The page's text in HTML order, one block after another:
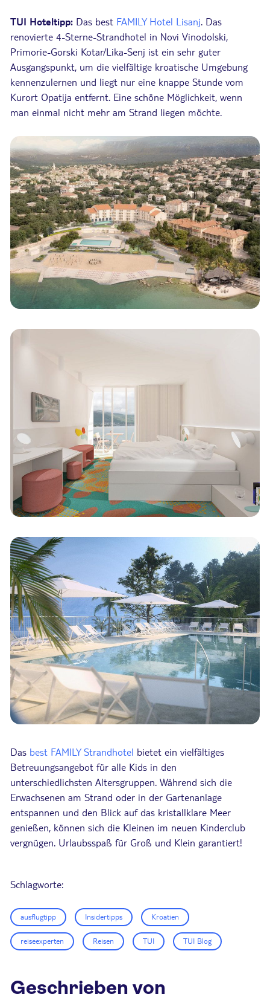
TUI Hoteltipp: Das best FAMILY Hotel Lisanj. Das
renovierte 4-Sterne-Strandhotel in Novi Vinodolski,
Primorie-Gorski Kotar/Lika-Senj ist ein sehr guter
Ausgangspunkt, um die vielfältige kroatische Umgebung
kennenzulernen und liegt nur eine knappe Stunde vom
Kurort Opatija entfernt. Eine schöne Möglichkeit, wenn
man einmal nicht mehr am Strand liegen möchte.
Das best FAMILY Strandhotel bietet ein vielfältiges
Betreuungsangebot für alle Kids in den
unterschiedlichsten Altersgruppen. Während sich die
Erwachsenen am Strand oder in der Gartenanlage
entspannen und den Blick auf das kristallklare Meer
genießen, können sich die Kleinen im neuen Kinderclub
vergnügen. Urlaubsspaß für Groß und Klein garantiert!
Schlagworte:
ausflugtipp Insidertipps Kroatien
reiseexperten Reisen TUI TUI Blog
Geschrieben von